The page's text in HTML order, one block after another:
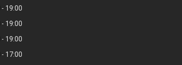
19:00
19:00
19:00
17:00